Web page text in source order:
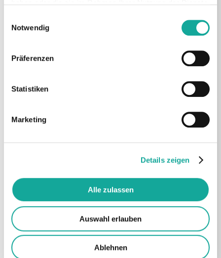
Notwendig
Präferenzen
Statistiken
Marketing
Details zeigen
Alle zulassen
Auswahl erlauben
Ablehnen